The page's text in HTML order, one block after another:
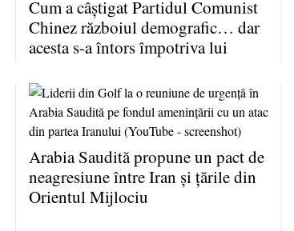
Cum a câştigat Partidul Comunist
Chinez războiul demografic… dar
acesta s-a întors împotriva lui
Arabia Saudită propune un pact de
neagresiune între Iran şi ţările din
Orientul Mijlociu